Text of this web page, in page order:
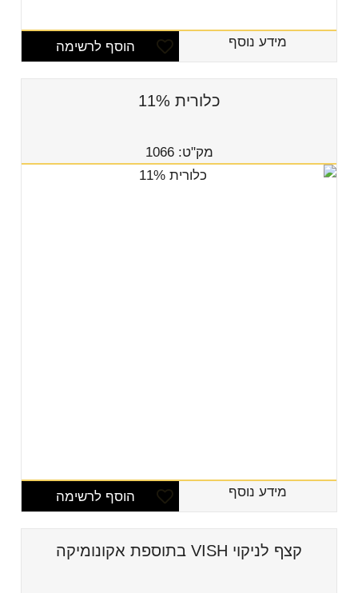
מידע נוסף הוסף לרשימה
כלורית 11%
מק"ט: 1066
מידע נוסף הוסף לרשימה
קצף לניקוי VISH בתוספת אקונומיקה